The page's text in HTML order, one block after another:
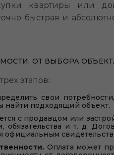
квартиры или
быстрая и
ОТ ВЫБОРА
этапов:
свои
найти подходящий объект.
с продавцом или
обязательства и т. д.
официальным
Оплата может